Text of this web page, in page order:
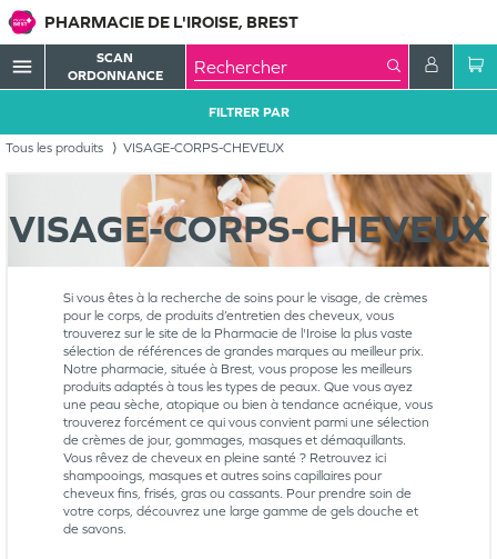
PHARMACIE DE L'IROISE, BREST
menu
SCAN
ORDONNANCE
Tous les produits VISAGE-CORPS-CHEVEUX
FILTRER PAR
VISAGE-CORPS-CHEVEUX
Si vous êtes à la recherche de soins pour le visage, de crèmes
pour le corps, de produits d’entretien des cheveux, vous
trouverez sur le site de la Pharmacie de l'Iroise la plus vaste
sélection de références de grandes marques au meilleur prix.
Notre pharmacie, située à Brest, vous propose les meilleurs
produits adaptés à tous les types de peaux. Que vous ayez
une peau sèche, atopique ou bien à tendance acnéique, vous
trouverez forcément ce qui vous convient parmi une sélection
de crèmes de jour, gommages, masques et démaquillants.
Vous rêvez de cheveux en pleine santé ? Retrouvez ici
shampooings, masques et autres soins capillaires pour
cheveux fins, frisés, gras ou cassants. Pour prendre soin de
votre corps, découvrez une large gamme de gels douche et
de savons.